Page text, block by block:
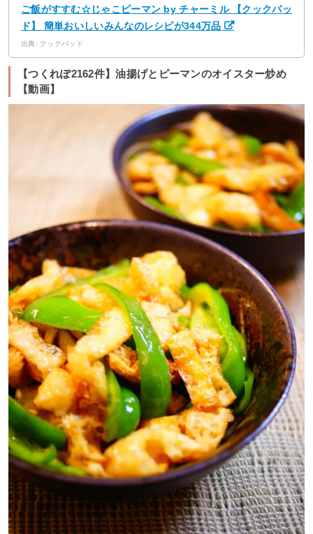
ご飯がすすむ☆じゃこピーマン by チャーミル 【クックパッ
ド】 簡単おいしいみんなのレシピが344万品
出典: クックパッド
【つくれぽ2162件】油揚げとピーマンのオイスター炒め
【動画】